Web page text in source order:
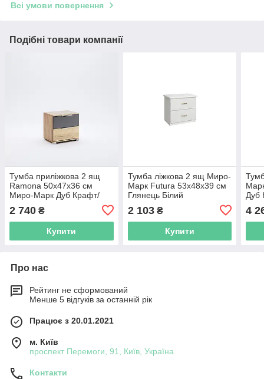
Всі умови повернення
Подібні товари компанії
Тумба приліжкова 2 ящ
Ramona 50х47х36 см
Миро-Марк Дуб Крафт/
2 740 ₴
Купити
Тумба ліжкова 2 ящ Миро-
Марк Futura 53х48х39 см
Глянець Білий
2 103₴
Купити
Дуб
4
Про нас
Рейтинг не сформований
Менше 5 відгуків за останній рік
Працює з 20.01.2021
м. Київ
проспект Перемоги, 91, Київ, Україна
Контакти